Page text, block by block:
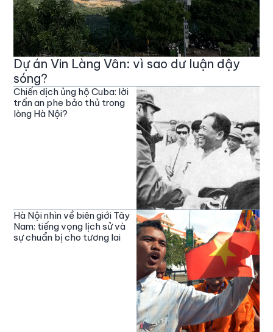
Dự án Vin Làng Vân: vì sao dư luận dậy
sóng?
Chiến dịch ủng hộ Cuba: lời
trấn an phe bảo thủ trong
lòng Hà Nội?
Hà Nội nhìn về biên giới Tây
Nam: tiếng vọng lịch sử và
sự chuẩn bị cho tương lai